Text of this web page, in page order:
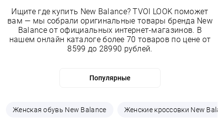
Ищите где купить New Balance? TVOI LOOK поможет
вам — мы собрали оригинальные товары бренда New
Balance от официальных интернет-магазинов. В
нашем онлайн каталоге более 70 товаров по цене от
8599 до 28990 рублей.
Женская обувь New Balance Женские кроссовки New